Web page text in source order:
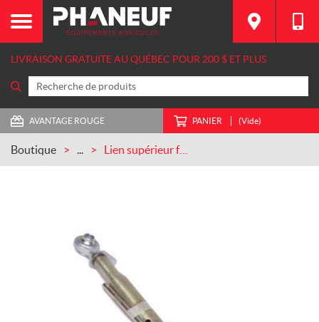
LIVRAISON GRATUITE AU QUÉBEC POUR 200 $ ET PLUS
AVANTAGE ROUGE PANIER (Vide)
Boutique ... Lien supérieur forgé Catégorie 1 CASEIH (87299171)